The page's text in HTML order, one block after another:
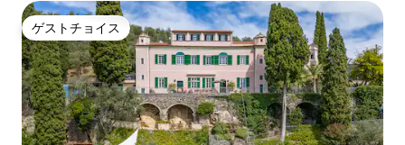
ゲストチョイス
ゲストチョイス